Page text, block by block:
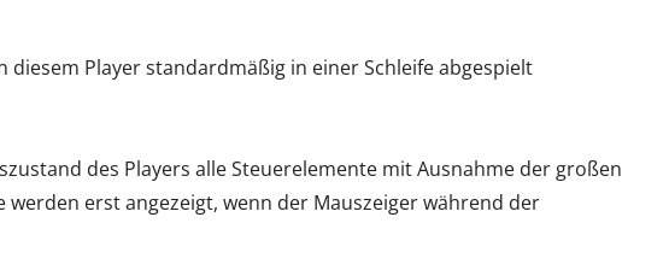
Player standardmäßig in einer Schleife abgespielt
des Players alle Steuerelemente mit Ausnahme der großen
erst angezeigt, wenn der Mauszeiger während der